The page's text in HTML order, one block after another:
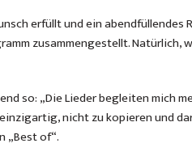
erfüllt und ein abendfüllendes
zusammengestellt. Natürlich,
so: „Die Lieder begleiten mich
nicht zu kopieren und
„Best of“.